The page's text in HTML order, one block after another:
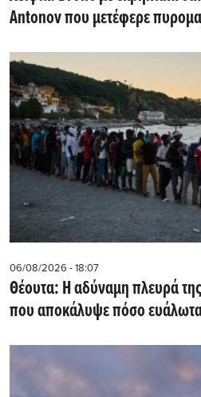
Antonov που μετέφερε
06/08/2026 - 18:07
Θέουτα: Η αδύναμη πλευρά
που αποκάλυψε πόσο ευάλωτα